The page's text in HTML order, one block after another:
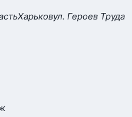
Харьковул. Героев Труда